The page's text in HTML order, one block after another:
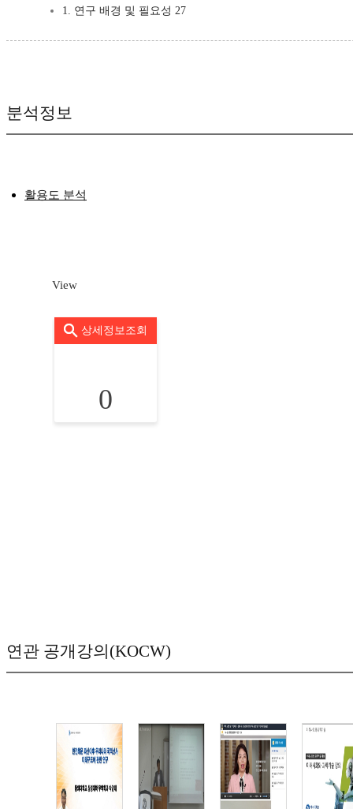
1. 연구 배경 및 필요성 27
분석정보
활용도 분석
View
상세정보조회
0
연관 공개강의(KOCW)